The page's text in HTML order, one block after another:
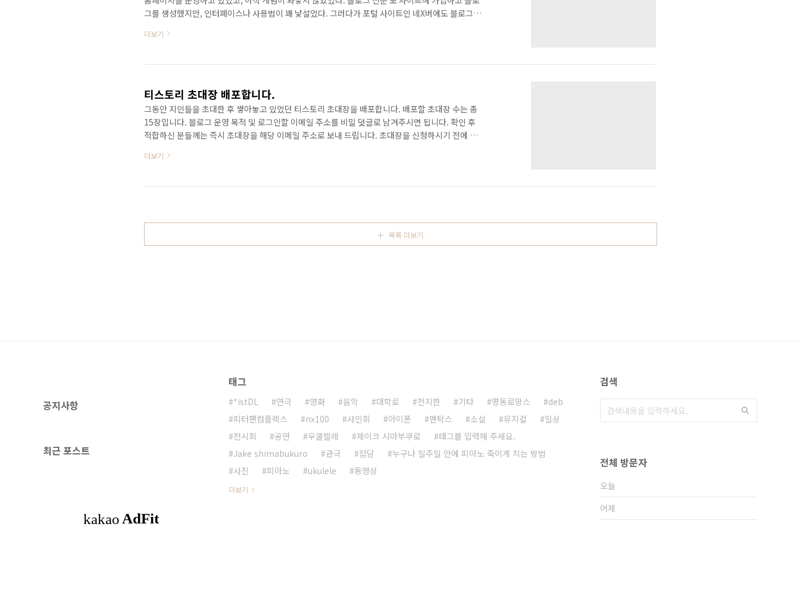
그를 생성했지만, 인터페이스나 사용법이 꽤 낯설었다. 그러다가 포털 사이트인 네X버에도 블로그가
에 그만큼 자주 들어가는 곳이었다. 그래서 그곳에 블로그를 만들고 활동을 시작했다. 처음 사용하는
장 많은 블로거들이 모여있는 곳이 되어 있지만. 하지만, 사용을 하다보니 제한이 많았다. html 소스
더보기
티스토리 초대장 배포합니다.
그동안 지인들을 초대한 후 쌓아놓고 있었던 티스토리 초대장을 배포합니다. 배포할 초대장 수는 총
15장입니다. 블로그 운영 목적 및 로그인할 이메일 주소를 비밀 덧글로 남겨주시면 됩니다. 확인 후
적합하신 분들께는 즉시 초대장을 해당 이메일 주소로 보내 드립니다. 초대장을 신청하시기 전에 주
할 우려가 있을 경우 초대하지 않습니다. 초대 이후에도 상기 사항이 발견된 경우에는 티스토리 측으
니다. 확실히 밝혀 주세요. 중복 신청은 초대 자체가 불가능합니다. 다른 분에게도 신청을 하셨는지 먼
더보기
목록 더보기
공지사항
최근 포스트
태그
*istDL 연극 영화 음악 대학로 전지한 기타 명동로망스
deb
피터팬컴플렉스
nx100 사인회 아이폰 펜탁스 소설 뮤지컬
일상
전시회
공연 우쿨렐레 제이크 시마부쿠로
태그를 입력해 주세요.
Jake shimabukuro
관극 잡담
누구나 일주일 안에 피아노 죽이게 치는 방법
사진
피아노 ukulele 동영상
더보기
검색
전체 방문자
오늘
어제